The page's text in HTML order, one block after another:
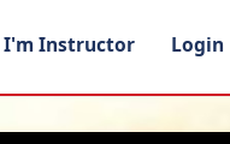
I'm Instructor Login